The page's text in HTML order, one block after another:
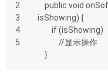
2
3
4
5
isShowing) {
        if (isShowing)
            //显示操作
    }